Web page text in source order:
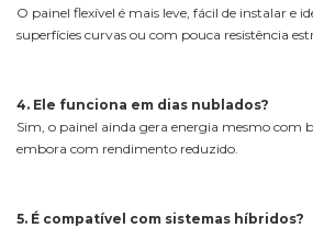
O painel flexível é mais leve, fácil de instalar e
superfícies curvas ou com pouca resistência
4. Ele funciona em dias nublados?
Sim, o painel ainda gera energia mesmo com
embora com rendimento reduzido.
5. É compatível com sistemas híbridos?